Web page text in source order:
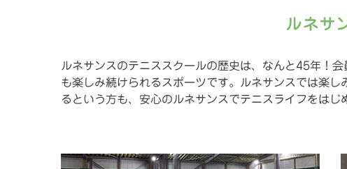
ルネサ
ルネサンスのテニススクールの歴史は、なんと45年！
も楽しみ続けられるスポーツです。ルネサンスでは楽
るという方も、安心のルネサンスでテニスライフをはじ